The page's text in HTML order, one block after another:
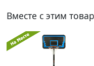
Вместе с этим